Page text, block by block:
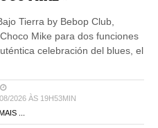
Tierra by Bebop Club,
Mike para dos funciones
celebración del blues, el
2026 ÀS 19H53MIN
...